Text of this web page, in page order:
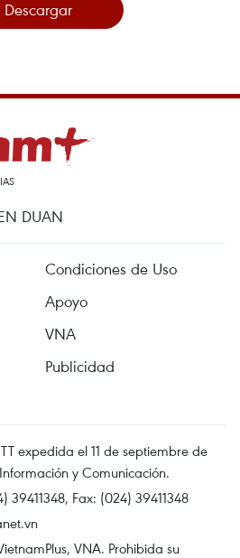
Descargar
DUAN
Condiciones de Uso
Apoyo
VNA
Publicidad
expedida el 11 de septiembre de
y Comunicación.
39411348, Fax: (024) 39411348
VNA. Prohibida su